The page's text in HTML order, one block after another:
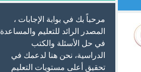
مرحباً بك في بوابة الإجابات ،
المصدر الرائد للتعليم والمساعدة
في حل الأسئلة والكتب
الدراسية، نحن هنا لدعمك في
تحقيق أعلى مستويات التعليم